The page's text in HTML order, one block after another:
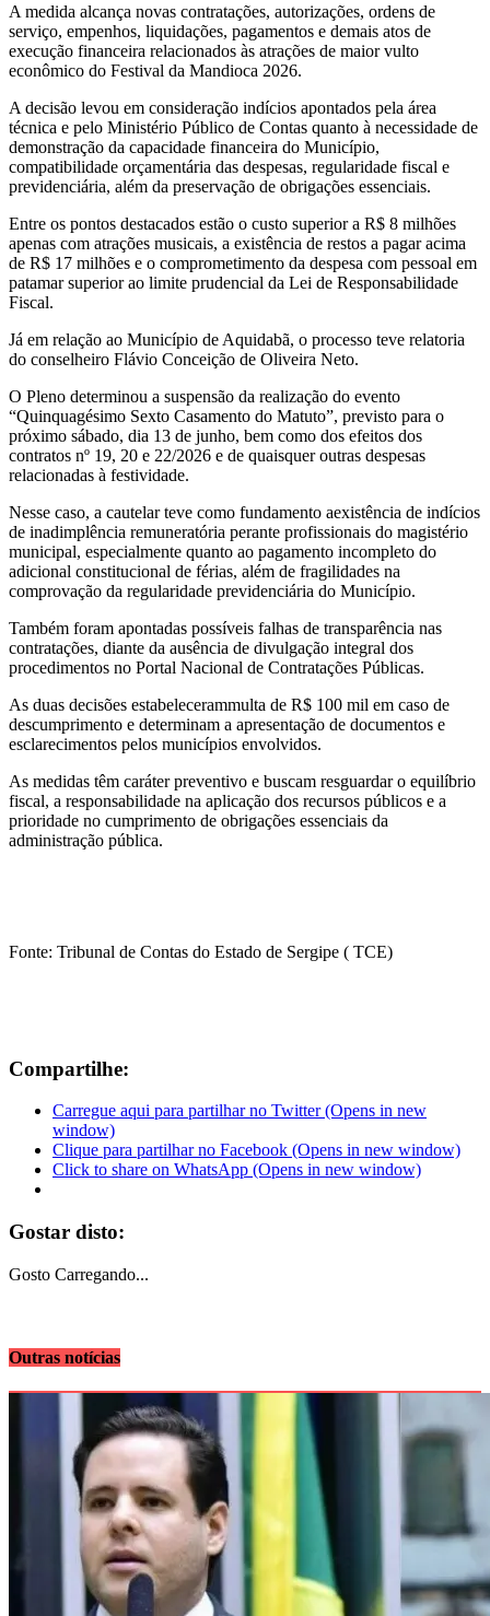
A medida alcança novas contratações, autorizações, ordens de
serviço, empenhos, liquidações, pagamentos e demais atos de
execução financeira relacionados às atrações de maior vulto
econômico do Festival da Mandioca 2026.
A decisão levou em consideração indícios apontados pela área
técnica e pelo Ministério Público de Contas quanto à necessidade de
demonstração da capacidade financeira do Município,
compatibilidade orçamentária das despesas, regularidade fiscal e
previdenciária, além da preservação de obrigações essenciais.
Entre os pontos destacados estão o custo superior a R$ 8 milhões
apenas com atrações musicais, a existência de restos a pagar acima
de R$ 17 milhões e o comprometimento da despesa com pessoal em
patamar superior ao limite prudencial da Lei de Responsabilidade
Fiscal.
Já em relação ao Município de Aquidabã, o processo teve relatoria
do conselheiro Flávio Conceição de Oliveira Neto.
O Pleno determinou a suspensão da realização do evento
“Quinquagésimo Sexto Casamento do Matuto”, previsto para o
próximo sábado, dia 13 de junho, bem como dos efeitos dos
contratos nº 19, 20 e 22/2026 e de quaisquer outras despesas
relacionadas à festividade.
Nesse caso, a cautelar teve como fundamento aexistência de indícios
de inadimplência remuneratória perante profissionais do magistério
municipal, especialmente quanto ao pagamento incompleto do
adicional constitucional de férias, além de fragilidades na
comprovação da regularidade previdenciária do Município.
Também foram apontadas possíveis falhas de transparência nas
contratações, diante da ausência de divulgação integral dos
procedimentos no Portal Nacional de Contratações Públicas.
As duas decisões estabelecerammulta de R$ 100 mil em caso de
descumprimento e determinam a apresentação de documentos e
esclarecimentos pelos municípios envolvidos.
As medidas têm caráter preventivo e buscam resguardar o equilíbrio
fiscal, a responsabilidade na aplicação dos recursos públicos e a
prioridade no cumprimento de obrigações essenciais da
administração pública.
Fonte: Tribunal de Contas do Estado de Sergipe ( TCE)
Compartilhe:
Carregue aqui para partilhar no Twitter (Opens in new
window)
Clique para partilhar no Facebook (Opens in new window)
Click to share on WhatsApp (Opens in new window)
Gostar disto:
Gosto Carregando...
Outras notícias